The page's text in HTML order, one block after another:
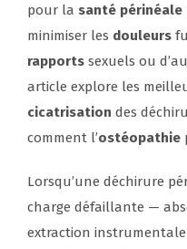
pour la santé périnéale
minimiser les douleurs
rapports sexuels ou
article explore les
cicatrisation des
comment l’ostéopathie
Lorsqu’une déchirure
charge défaillante —
extraction